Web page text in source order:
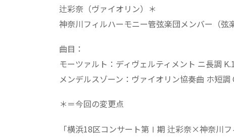
辻彩奈（ヴァイオリン）＊
神奈川フィルハーモニー管弦楽団メンバー（弦
曲目：
モーツァルト：ディヴェルティメント ニ長調
メンデルスゾーン：ヴァイオリン協奏曲 ホ短
＊＝今回の変更点
「横浜18区コンサート第Ⅰ期 辻彩奈×神奈川